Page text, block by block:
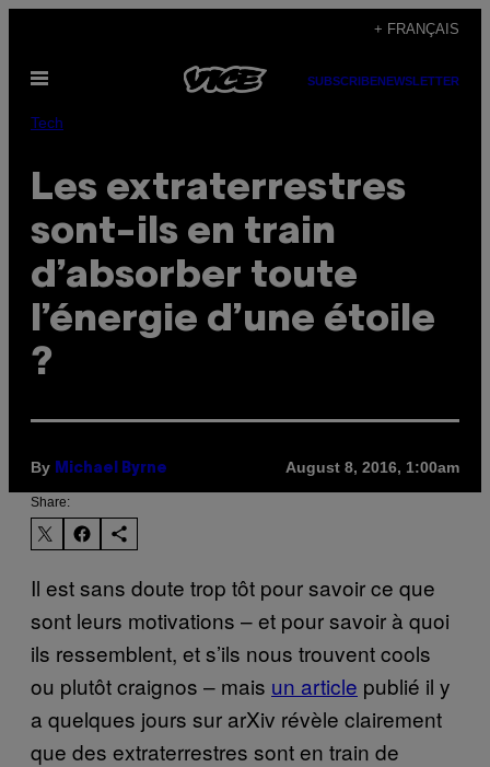
content
+ FRANÇAIS
Open
SUBSCRIBENEWSLETTER
Tech
Les extraterrestres
sont-ils en train
d’absorber toute
l’énergie d’une étoile
?
By Michael Byrne August 8, 2016, 1:00am
Share:
Il est sans doute trop tôt pour savoir ce que
sont leurs motivations – et pour savoir à quoi
ils ressemblent, et s’ils nous trouvent cools
ou plutôt craignos – mais un article publié il y
a quelques jours sur arXiv révèle clairement
que des extraterrestres sont en train de